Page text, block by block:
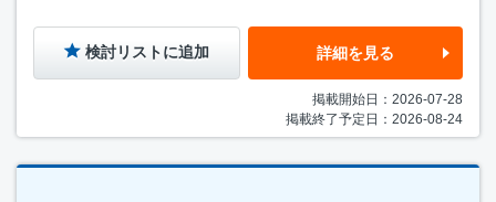
検討リストに追加 詳細を見る
掲載開始日：2026-07-28
掲載終了予定日：2026-08-24